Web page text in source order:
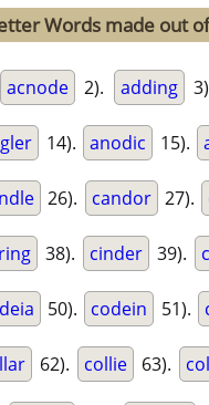
Words made out
acnode 2). adding
14). anodic 15).
26). candor 27).
38). cinder 39).
50). codein 51).
62). collie 63).